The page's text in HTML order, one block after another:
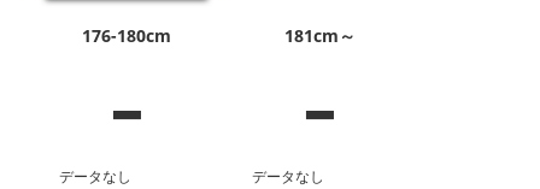
176-180cm
-
データなし
181cm～
-
データなし